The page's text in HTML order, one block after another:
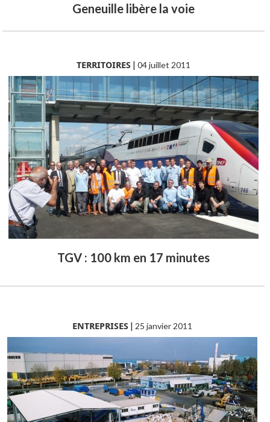
Geneuille libère la voie
TERRITOIRES |04 juillet 2011
TGV : 100 km en 17 minutes
ENTREPRISES | 25 janvier 2011